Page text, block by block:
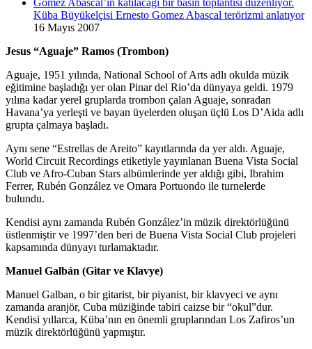
Küba Büyükelçisi Ernesto Gomez Abascal terörizmi anlatıyor
16 Mayıs 2007
Jesus “Aguaje” Ramos (Trombon)
Aguaje, 1951 yılında, National School of Arts adlı okulda müzik
eğitimine başladığı yer olan Pinar del Rio’da dünyaya geldi. 1979
yılına kadar yerel gruplarda trombon çalan Aguaje, sonradan
Havana’ya yerleşti ve bayan üyelerden oluşan üçlü Los D’Aida adlı
grupta çalmaya başladı.
Aynı sene “Estrellas de Areito” kayıtlarında da yer aldı. Aguaje,
World Circuit Recordings etiketiyle yayınlanan Buena Vista Social
Club ve Afro-Cuban Stars albümlerinde yer aldığı gibi, Ibrahim
Ferrer, Rubén González ve Omara Portuondo ile turnelerde
bulundu.
Kendisi aynı zamanda Rubén González’in müzik direktörlüğünü
üstlenmiştir ve 1997’den beri de Buena Vista Social Club projeleri
kapsamında dünyayı turlamaktadır.
Manuel Galbán (Gitar ve Klavye)
Manuel Galban, o bir gitarist, bir piyanist, bir klavyeci ve aynı
zamanda aranjör, Cuba müziğinde tabiri caizse bir “okul”dur.
Kendisi yıllarca, Küba’nın en önemli gruplarından Los Zafiros’un
müzik direktörlüğünü yapmıştır.